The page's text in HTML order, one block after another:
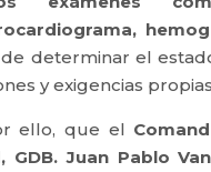
determinar el
y exigencias
ello, que el
GDB. Juan Pablo